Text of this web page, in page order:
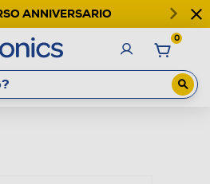
ANNIVERSARIO
0